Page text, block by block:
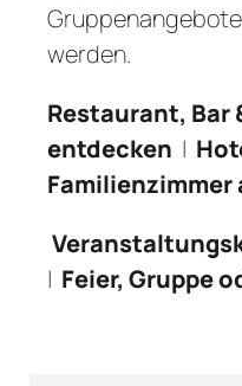
werden.
Restaurant, Bar
entdecken |
Familienzimmer
| Feier, Gruppe